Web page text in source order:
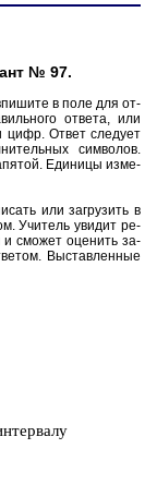
№ 97.
в поле для от­
от­ве­та, или
цифр. Ответ сле­ду­ет
сим­во­лов.
Еди­ни­цы из­ме­
или за­гру­зить в
Учи­тель уви­дит ре­
и смо­жет оце­нить за­
Вы­став­лен­ные